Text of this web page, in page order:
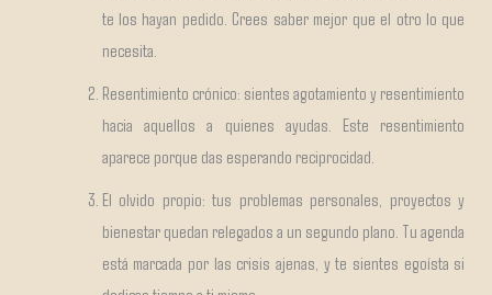
te los hayan pedido. Crees saber mejor que el otro lo que
necesita.
Resentimiento crónico: sientes agotamiento y resentimiento
hacia aquellos a quienes ayudas. Este resentimiento
aparece porque das esperando reciprocidad.
El olvido propio: tus problemas personales, proyectos y
bienestar quedan relegados a un segundo plano. Tu agenda
está marcada por las crisis ajenas, y te sientes egoísta si